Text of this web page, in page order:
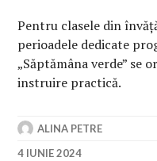
Pentru clasele din
perioadele dedicate
„Săptămâna verde” se
instruire practică.
ALINA PETRE
4 IUNIE 2024